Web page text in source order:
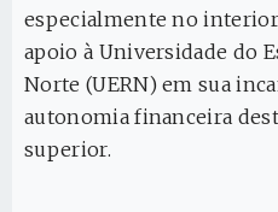
especialmente no
apoio à Universidade do
Norte (UERN) em sua
autonomia financeira
superior.